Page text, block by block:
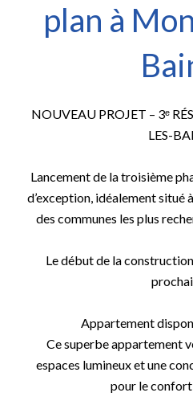
plan à
NOUVEAU PROJET – 3ᵉ
LES-
Lancement de la troisième
d’exception, idéalement situé
des communes les plus
Le début de la
Appartement
Ce superbe appartement
espaces lumineux et une
pour le